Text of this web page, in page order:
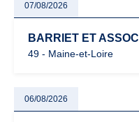
07/08/2026
BARRIET ET
49 - Maine-et-Loire
06/08/2026